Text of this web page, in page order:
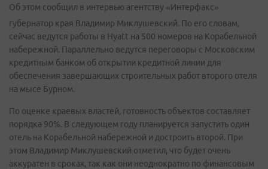
Об этом сообщил в интервью агентству «Интерфакс»
губернатор края Владимир Миклушевский. По его словам,
сейчас ведутся работы в Hyatt на 500 номеров на Корабельной
набережной. Параллельно ведутся переговоры с Московским
кредитным банком об открытии кредитной линии для
обеспечения завершающих строительных работ второго отеля
на мысе Бурном.
По оценке краевых властей, готовность объектов составляет
порядка 90%. В следующем году планируется запустить один
отель на Корабельной набережной и достроить второй. При
этом Владимир Миклушевский отметил, что будет очень
аккуратен в сроках, так как они неоднократно по финансовым